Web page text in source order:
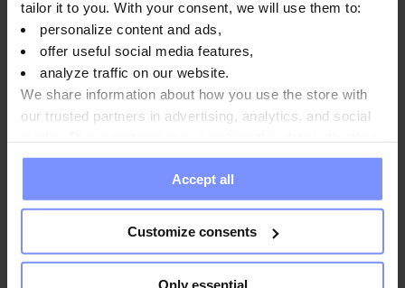
tailor it to you. With your consent, we will use them to:
personalize content and ads,
offer useful social media features,
analyze traffic on our website.
We share information about how you use the store with
our trusted partners in advertising, analytics, and social
information you have provided to them or that they have
collected when you use their services. Do you agree?
Accept all
Customize consents
Only essential
Výživové informácie
Parametre
Otázky a odpovede